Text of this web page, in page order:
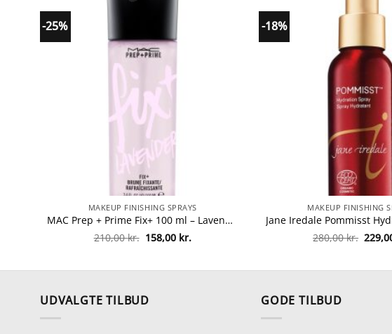
-25%
MAKEUP FINISHING SPRAYS
MAC Prep + Prime Fix+ 100 ml – Lavender fra MAC Cosmetics
210,00kr. Den
oprindelige
158,00 kr.Den
-18%
MAKEUP FINISHING
280,00kr. Den
UDVALGTE TILBUD GODE TILBUD